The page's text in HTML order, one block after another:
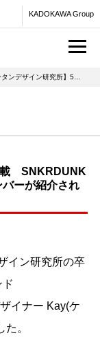
KADOKAWA Group
26日掲載 SNKRDUNKにてバンタンデザイン研究所の卒業メンバーが紹介されました
載 SNKRDUNK
ーが紹介され
イン研究所の卒
イナー Kay(ケ
。